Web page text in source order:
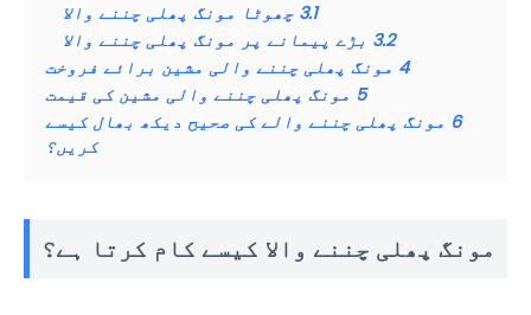
3.1 چھوٹا مونگ پھلی چننے والا
3.2 بڑے پیمانے پر مونگ پھلی چننے والا
4 مونگ پھلی چننے والی مشین برائے فروخت
5 مونگ پھلی چننے والی مشین کی قیمت
6 مونگ پھلی چننے والے کی صحیح دیکھ بھال کیسے
کریں؟
مونگ پھلی چننے والا کیسے کام کرتا ہے؟